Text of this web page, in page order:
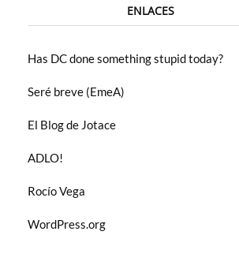
ENLACES
Has DC done something stupid today?
Seré breve (EmeA)
El Blog de Jotace
ADLO!
Rocío Vega
WordPress.org